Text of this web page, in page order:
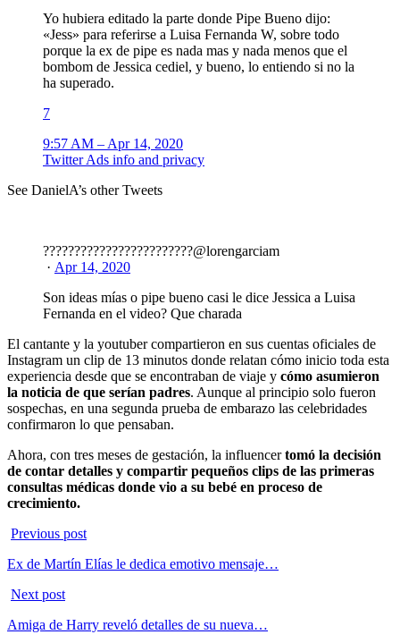
Yo hubiera editado la parte donde Pipe Bueno dijo:
«Jess» para referirse a Luisa Fernanda W, sobre todo
porque la ex de pipe es nada mas y nada menos que el
bombom de Jessica cediel, y bueno, lo entiendo si no la
ha superado.
7
9:57 AM – Apr 14, 2020
Twitter Ads info and privacy
See DanielA’s other Tweets
????????????????????????@lorengarciam
· Apr 14, 2020
Son ideas mías o pipe bueno casi le dice Jessica a Luisa
Fernanda en el video? Que charada
El cantante y la youtuber compartieron en sus cuentas oficiales de
Instagram un clip de 13 minutos donde relatan cómo inicio toda esta
experiencia desde que se encontraban de viaje y cómo asumieron
la noticia de que serían padres. Aunque al principio solo fueron
sospechas, en una segunda prueba de embarazo las celebridades
confirmaron lo que pensaban.
Ahora, con tres meses de gestación, la influencertomó la decisión
de contar detalles y compartir pequeños clips de las primeras
consultas médicas donde vio a su bebé en proceso de
crecimiento.
Previous post
Ex de Martín Elías le dedica emotivo mensaje…
Next post
Amiga de Harry reveló detalles de su nueva…